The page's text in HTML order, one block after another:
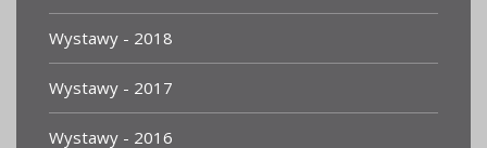
Wystawy - 2018
Wystawy - 2017
Wystawy - 2016